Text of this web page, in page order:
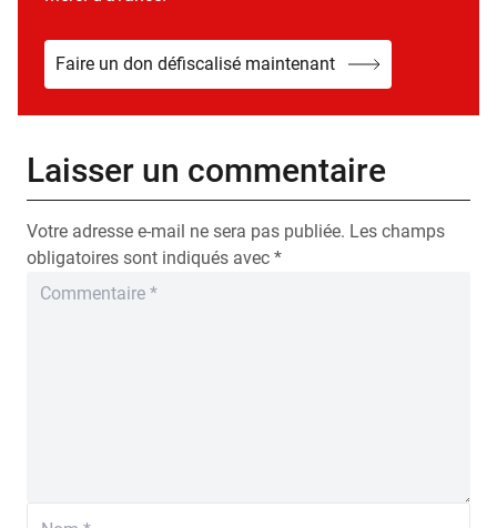
Faire un don défiscalisé maintenant
Laisser un commentaire
Votre adresse e-mail ne sera pas publiée. Les champs
obligatoires sont indiqués avec *